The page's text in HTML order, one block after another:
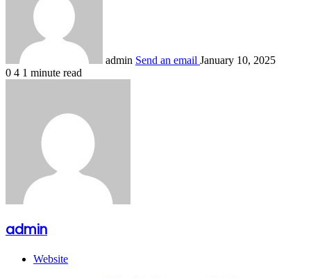
admin Send an email January 10, 2025
0 4 1 minute read
admin
Website